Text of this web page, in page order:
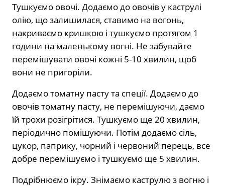
Тушкуємо овочі. Додаємо до овочів у каструлі
олію, що залишилася, ставимо на вогонь,
накриваємо кришкою і тушкуємо протягом 1
години на маленькому вогні. Не забувайте
перемішувати овочі кожні 5-10 хвилин, щоб
вони не пригоріли.
Додаємо томатну пасту та спеції. Додаємо до
овочів томатну пасту, не перемішуючи, даємо
їй трохи розігрітися. Тушкуємо ще 20 хвилин,
періодично помішуючи. Потім додаємо сіль,
цукор, паприку, чорний і червоний перець, все
добре перемішуємо і тушкуємо ще 5 хвилин.
Подрібнюємо ікру. Знімаємо каструлю з вогню і